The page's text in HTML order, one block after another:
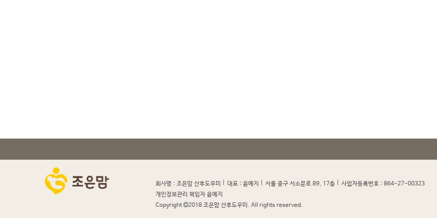
회사명 : 조은맘 산후도우미 대표 : 윤예지 서울 중구 서소문로 89, 17층 사업자등록번호 : 864-27-00323
개인정보관리 책임자 윤예지
Copyright
2018 조은맘 산후도우미. All rights reserved.